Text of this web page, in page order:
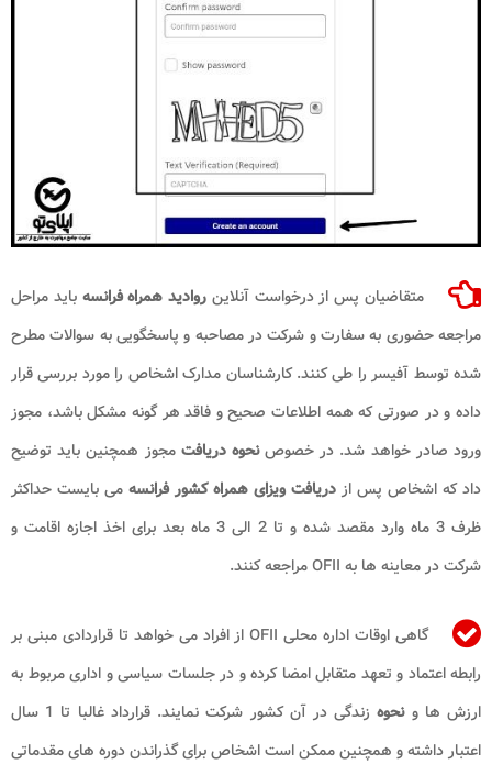
متقاضیان پس از درخواست آنلاین روادید همراه فرانسه باید مراحل
مراجعه حضوری به سفارت و شرکت در مصاحبه و پاسخگویی به سوالات مطرح
شده توسط آفیسر را طی کنند. کارشناسان مدارک اشخاص را مورد بررسی قرار
داده و در صورتی که همه اطلاعات صحیح و فاقد هر گونه مشکل باشد، مجوز
ورود صادر خواهد شد. در خصوصنحوه دریافت مجوز همچنین باید توضیح
داد که اشخاص پس از دریافت ویزای همراه کشور فرانسه می بایست حداکثر
ظرف 3 ماه وارد مقصد شده و تا 2 الی 3 ماه بعد برای اخذ اجازه اقامت و
شرکت در معاینه ها به OFII مراجعه کنند.
گاهی اوقات اداره محلی OFII از افراد می خواهد تا قراردادی مبنی بر
رابطه اعتماد و تعهد متقابل امضا کرده و در جلسات سیاسی و اداری مربوط به
ارزش ها ونحوه
زندگی در آن کشور شرکت نمایند. قرارداد غالبا تا 1 سال
اعتبار داشته و همچنین ممکن است اشخاص برای گذراندن دوره های مقدماتی